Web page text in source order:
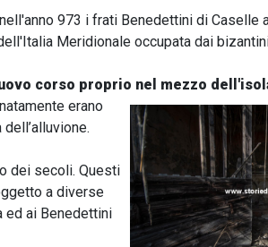
973 i frati Benedettini di Caselle
Meridionale occupata dai
corso proprio nel mezzo
erano
dei secoli. Questi
a diverse
ed ai Benedettini